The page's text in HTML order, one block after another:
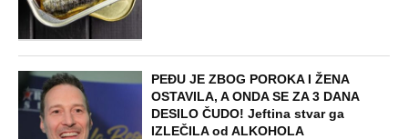
PEĐU JE ZBOG POROKA I ŽENA
OSTAVILA, A ONDA SE ZA 3 DANA
DESILO ČUDO! Jeftina stvar ga
IZLEČILA od ALKOHOLA